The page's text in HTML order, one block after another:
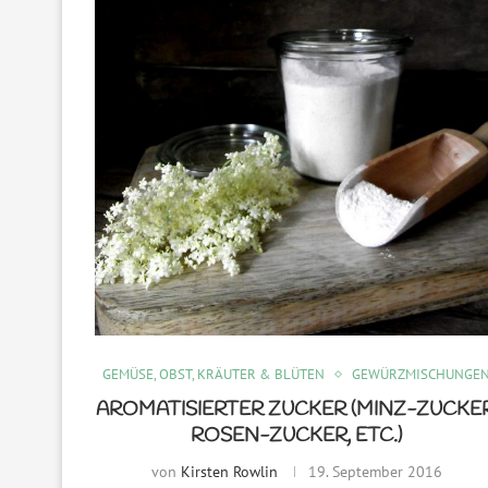
GEMÜSE, OBST, KRÄUTER & BLÜTEN
AROMATISIERTER ZUCKER (MINZ-
ROSEN-ZUCKER, ETC.)
von Kirsten Rowlin 19. September 2016